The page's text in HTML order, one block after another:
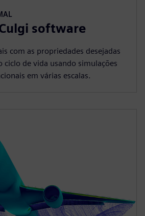
software
com as propriedades desejadas
ciclo de vida usando simulações
em várias escalas.